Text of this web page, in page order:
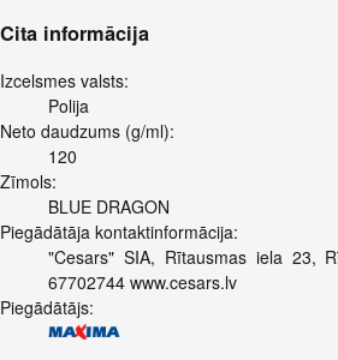
Cita informācija
Izcelsmes valsts:
Polija
Neto daudzums (g/ml):
120
Zīmols:
BLUE DRAGON
Piegādātāja kontaktinformācija:
"Cesars" SIA, Rītausmas iela 23,
67702744 www.cesars.lv
Piegādātājs: